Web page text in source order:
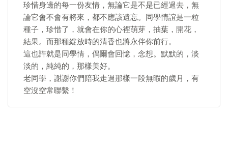
珍惜身邊的每一份友情，無論它是不是已經過去，無
論它會不會有將來，都不應該遺忘。同學情誼是一粒
種子，珍惜了，就會在你的心裡萌芽，抽葉，開花，
結果。而那種綻放時的清香也將永伴你前行。
這也許就是同學情，偶爾會回憶，念想。默默的，淡
淡的，純純的，那樣美好。
老同學，謝謝你們陪我走過那樣一段無暇的歲月，有
空沒空常聯繫！